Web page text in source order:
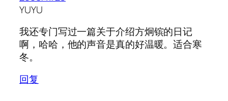
YUYU
我还专门写过一篇关于介绍方炯镔的日记
啊，哈哈，他的声音是真的好温暖。适合寒
冬。
回复